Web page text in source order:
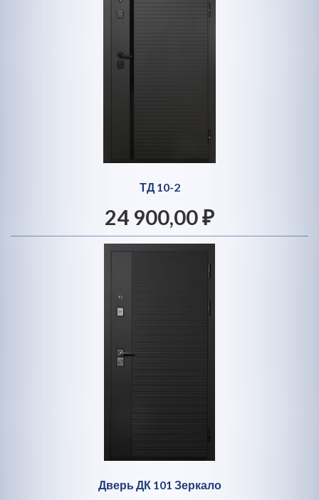
ТД 10-2
24 900,00 ₽
Дверь ДК 101 Зеркало